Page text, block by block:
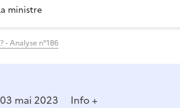
ministre
- Analyse n°186
03 mai 2023 Info +